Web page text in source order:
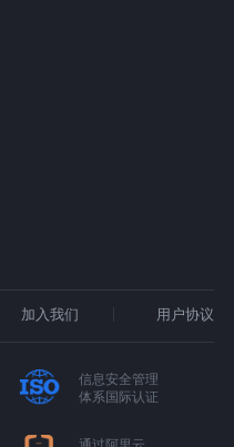
加入我们 用户协议
信息安全管理
体系国际认证